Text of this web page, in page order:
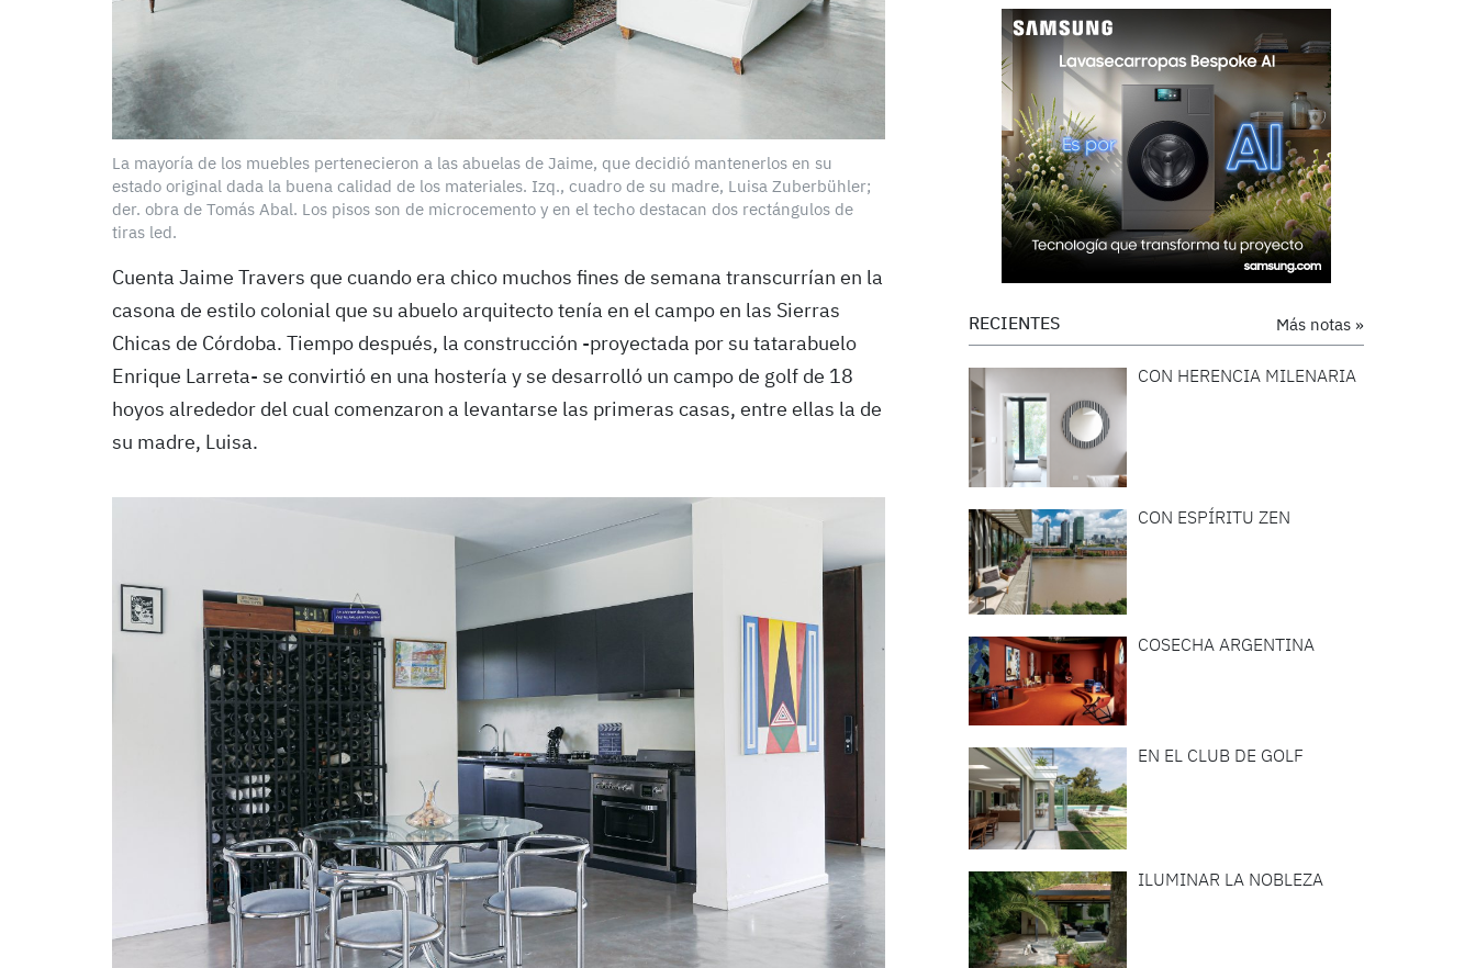
La mayoría de los muebles pertenecieron a las abuelas de Jaime, que decidió mantenerlos en su
estado original dada la buena calidad de los materiales. Izq., cuadro de su madre, Luisa Zuberbühler;
der. obra de Tomás Abal. Los pisos son de microcemento y en el techo destacan dos rectángulos de
tiras led.
Cuenta Jaime Travers que cuando era chico muchos fines de semana transcurrían en la
casona de estilo colonial que su abuelo arquitecto tenía en el campo en las Sierras
Chicas de Córdoba. Tiempo después, la construcción -proyectada por su tatarabuelo
Enrique Larreta- se convirtió en una hostería y se desarrolló un campo de golf de 18
hoyos alrededor del cual comenzaron a levantarse las primeras casas, entre ellas la de
su madre, Luisa.
Más notas »
RECIENTES
CON HERENCIA MILENARIA
CON ESPÍRITU ZEN
COSECHA ARGENTINA
EN EL CLUB DE GOLF
ILUMINAR LA NOBLEZA